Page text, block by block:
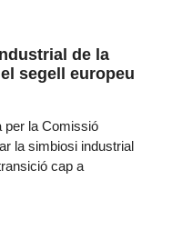
de la
segell europeu
per la Comissió
la simbiosi industrial
cap a